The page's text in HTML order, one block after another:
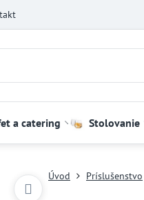
a catering Stolovanie
Úvod Príslušenstvo